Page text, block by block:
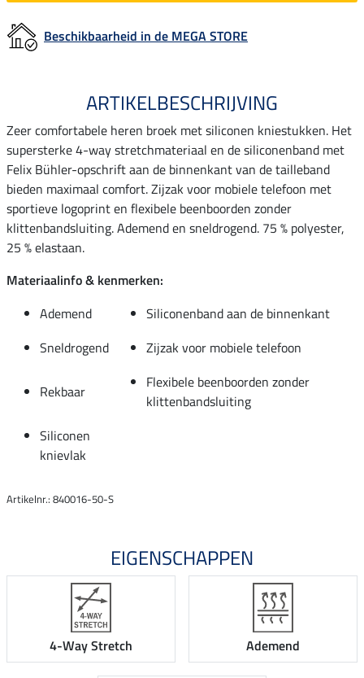
Beschikbaarheid in de MEGA STORE
ARTIKELBESCHRIJVING
Zeer comfortabele heren broek met siliconen kniestukken. Het
supersterke 4-way stretchmateriaal en de siliconenband met
Felix Bühler-opschrift aan de binnenkant van de tailleband
bieden maximaal comfort. Zijzak voor mobiele telefoon met
sportieve logoprint en flexibele beenboorden zonder
klittenbandsluiting. Ademend en sneldrogend. 75 % polyester,
25 % elastaan.
Materiaalinfo & kenmerken:
Ademend
Siliconenband aan de binnenkant
Sneldrogend
Zijzak voor mobiele telefoon
Rekbaar
Flexibele beenboorden zonder
klittenbandsluiting
Siliconen
knievlak
Artikelnr.: 840016-50-S
EIGENSCHAPPEN
4-Way Stretch Ademend